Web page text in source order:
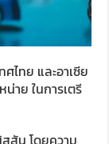
ศไทย และอาเซีย
าย ในการเตรี